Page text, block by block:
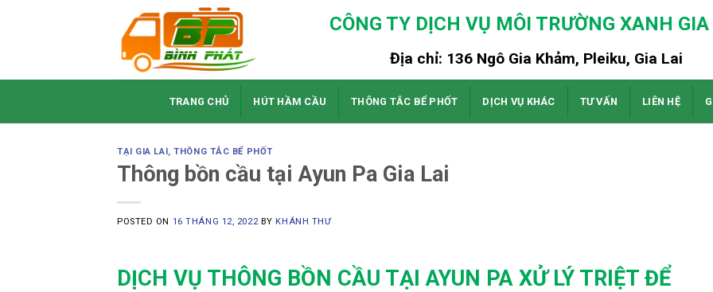
CÔNG TY DỊCH VỤ MÔI TRƯỜNG XANH
Địa chỉ: 136 Ngô Gia Khảm, Pleiku, Gia Lai
TRANG CHỦ HÚT HẦM CẦU THÔNG TẮC BỂ PHỐT DỊCH VỤ KHÁC TƯ VẤN LIÊN HỆ
TẠI GIA LAI,THÔNG TẮC BỂ PHỐT
Thông bồn cầu tại Ayun Pa Gia Lai
POSTED ON 16 THÁNG 12, 2022 BY KHÁNH THƯ
DỊCH VỤ THÔNG BỒN CẦU TẠI AYUN PA XỬ LÝ TRIỆT ĐỂ